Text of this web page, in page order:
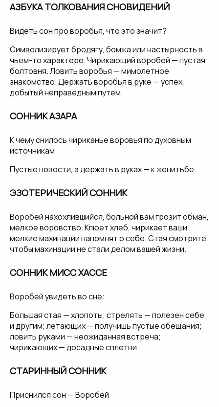
АЗБУКА ТОЛКОВАНИЯ СНОВИДЕНИЙ
Видеть сон про воробья, что это значит?
Символизирует бродягу, бомжа или настырность в
чьем-то характере. Чирикающий воробей — пустая
болтовня. Ловить воробья — мимолетное
знакомство. Держать воробья в руке — успех,
добытый неправедным путем.
СОННИК АЗАРА
К чему снилось чириканье воровья по духовным
источникам
Пустые новости, а держать в руках — к женитьбе.
ЭЗОТЕРИЧЕСКИЙ СОННИК
Воробей нахохлившийся, больной вам грозит обман,
мелкое воровство. Клюет хлеб, чирикает ваши
мелкие махинации напомнят о себе. Стая смотрите,
чтобы махинации не стали делом вашей жизни.
СОННИК МИСС ХАССЕ
Воробей увидеть во сне:
Большая стая — хлопоты; стрелять — полезен себе
и другим; летающих — получишь пустые обещания;
ловить руками — неожиданная встреча;
чирикающих — досадные сплетни.
СТАРИННЫЙ СОННИК
Приснился сон — Воробей